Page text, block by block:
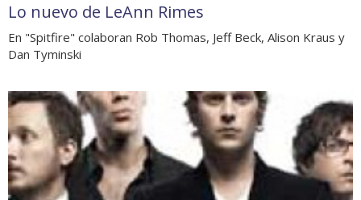
Lo nuevo de LeAnn Rimes
En "Spitfire" colaboran Rob Thomas, Jeff Beck, Alison Kraus y
Dan Tyminski